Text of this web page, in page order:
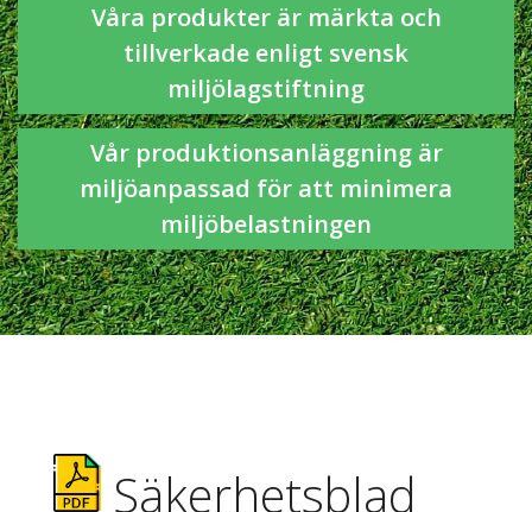
Våra produkter är märkta och
tillverkade enligt svensk
miljölagstiftning
Vår produktionsanläggning är
miljöanpassad för att minimera
miljöbelastningen
Säkerhetsblad